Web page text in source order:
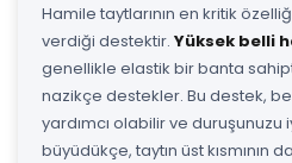
Hamile taytlarının en kritik
verdiği destektir. Yüksek belli
genellikle elastik bir banta sahiptir
nazikçe destekler. Bu destek,
yardımcı olabilir ve duruşunuzu
büyüdükçe, taytın üst kısmının